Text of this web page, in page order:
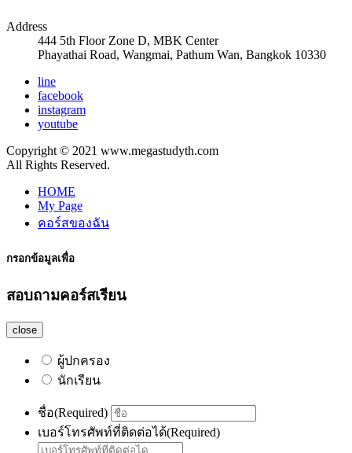
Address
444 5th Floor Zone D, MBK Center
Phayathai Road, Wangmai, Pathum Wan, Bangkok 10330
line
facebook
instagram
youtube
Copyright © 2021 www.megastudyth.com
All Rights Reserved.
HOME
My Page
คอร์สของฉัน
กรอกข้อมูลเพื่อ
สอบถามคอร์สเรียน
close
ผู้ปกครอง
นักเรียน
ชื่อ(Required)
เบอร์โทรศัพท์ที่ติดต่อได้(Required)